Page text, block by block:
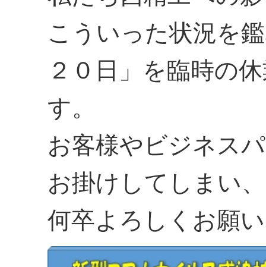
こういった状況を
２０日」を臨時の
す。
お客様やビジネス
お掛けしてしまい
何卒よろしくお願